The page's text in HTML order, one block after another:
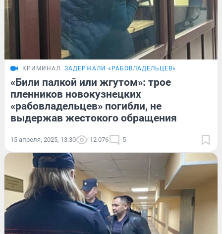
КРИМИНАЛ ЗАДЕРЖАЛИ «РАБОВЛАДЕЛЬЦЕВ»
«Били палкой или жгутом»: трое
пленников новокузнецких
«рабовладельцев» погибли, не
выдержав жестокого обращения
15 апреля, 2025, 13:30 12 076 5